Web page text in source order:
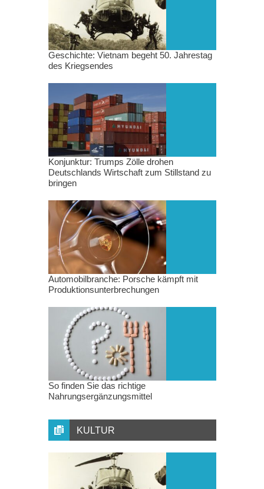
Geschichte: Vietnam begeht 50. Jahrestag
des Kriegsendes
Konjunktur: Trumps Zölle drohen
Deutschlands Wirtschaft zum Stillstand zu
bringen
Automobilbranche: Porsche kämpft mit
Produktionsunterbrechungen
So finden Sie das richtige
Nahrungsergänzungsmittel
KULTUR